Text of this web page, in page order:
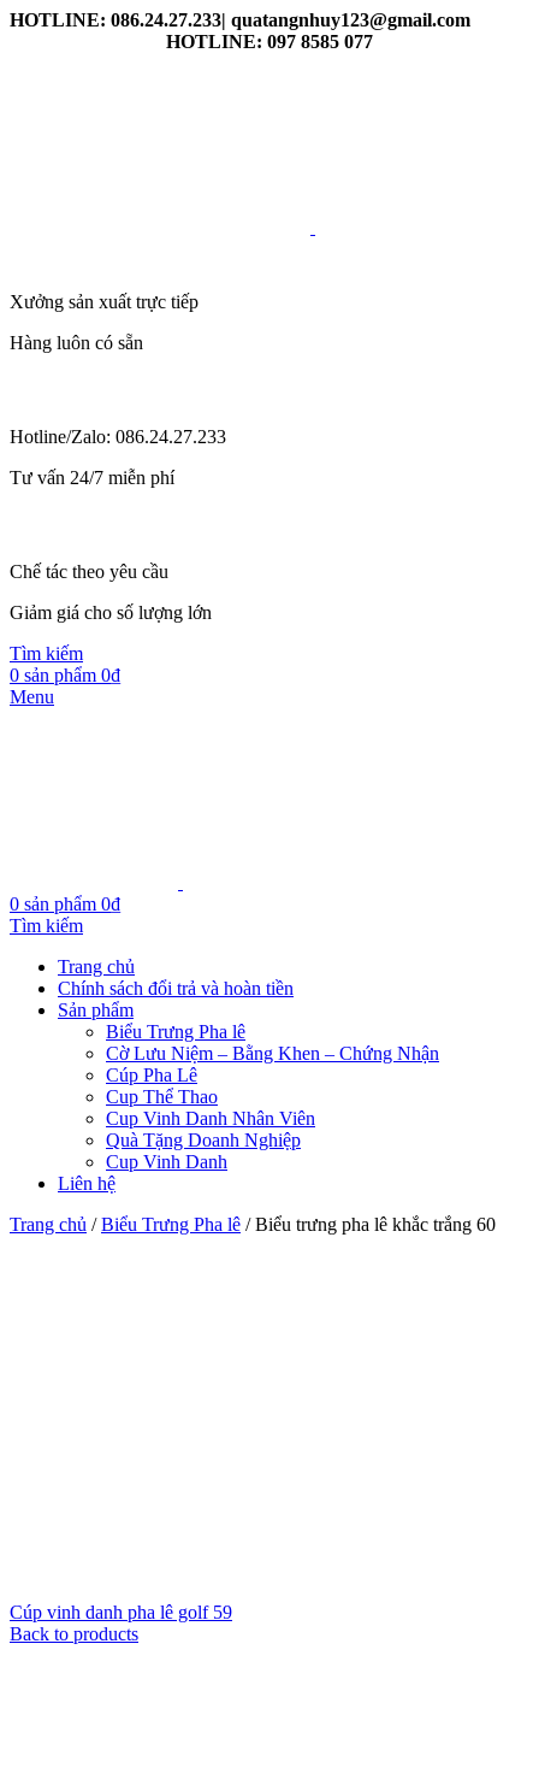
HOTLINE: 086.24.27.233| quatangnhuy123@gmail.com
HOTLINE: 097 8585 077
Xưởng sản xuất trực tiếp
Hàng luôn có sẵn
Hotline/Zalo: 086.24.27.233
Tư vấn 24/7 miễn phí
Chế tác theo yêu cầu
Giảm giá cho số lượng lớn
Tìm kiếm
0 sản phẩm 0₫
Menu
0 sản phẩm 0₫
Tìm kiếm
Trang chủ
Chính sách đổi trả và hoàn tiền
Sản phẩm
Biểu Trưng Pha lê
Cờ Lưu Niệm – Bằng Khen – Chứng Nhận
Cúp Pha Lê
Cup Thể Thao
Cup Vinh Danh Nhân Viên
Quà Tặng Doanh Nghiệp
Cup Vinh Danh
Liên hệ
Trang chủ /Biểu Trưng Pha lê /Biểu trưng pha lê khắc trắng 60
Cúp vinh danh pha lê golf 59
Back to products